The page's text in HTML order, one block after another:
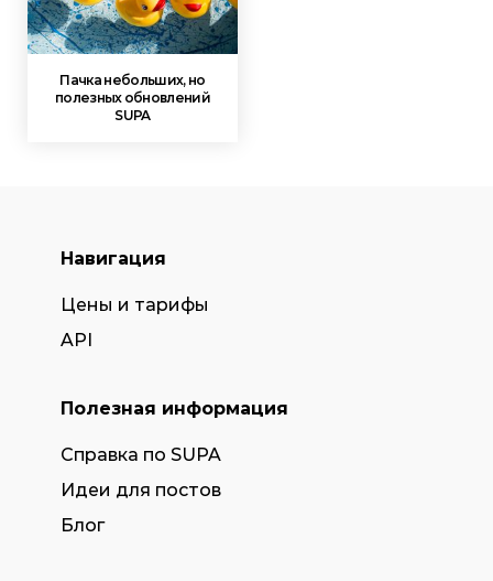
Пачка небольших, но
полезных обновлений
SUPA
Навигация
Цены и тарифы
API
Полезная информация
Справка по SUPA
Идеи для постов
Блог